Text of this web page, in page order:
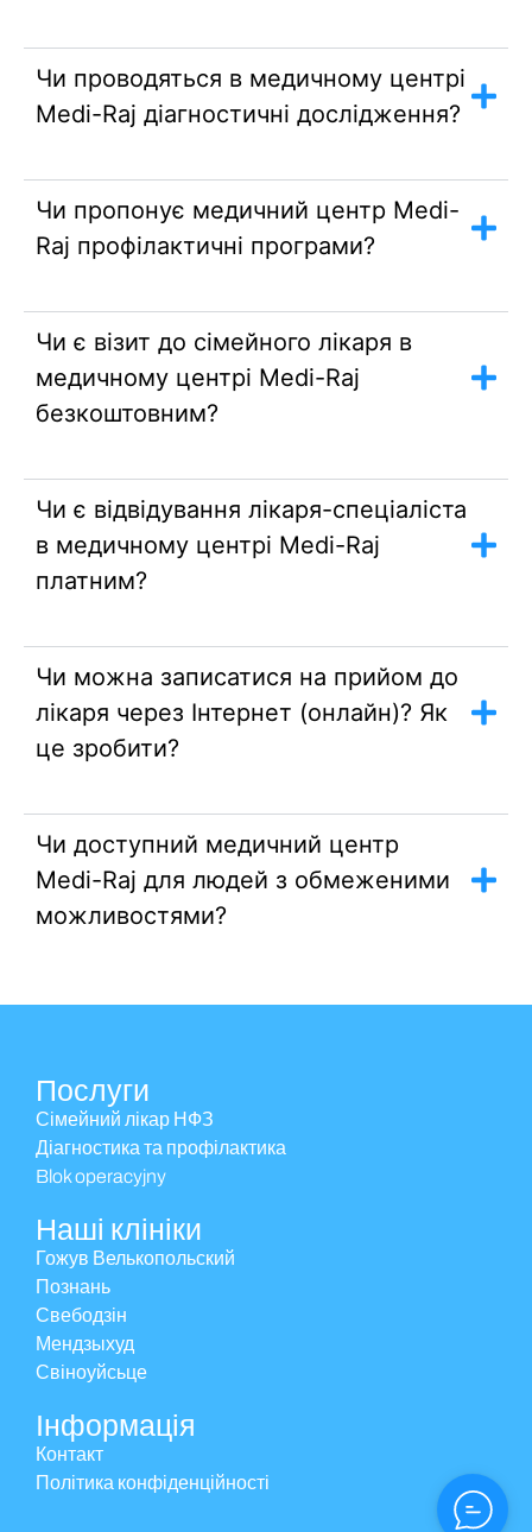
Чи проводяться в медичному центрі
Medi-Raj діагностичні дослідження?
Чи пропонує медичний центр Medi-
Raj профілактичні програми?
Чи є візит до сімейного лікаря в
медичному центрі Medi-Raj
безкоштовним?
Чи є відвідування лікаря-спеціаліста
в медичному центрі Medi-Raj
платним?
Чи можна записатися на прийом до
лікаря через Інтернет (онлайн)? Як
це зробити?
Чи доступний медичний центр
Medi-Raj для людей з обмеженими
можливостями?
Послуги
Сімейний лікар НФЗ
Діагностика та профілактика
Blok operacyjny
Наші клініки
Гожув Велькопольский
Познань
Свебодзін
Мендзыхуд
Свіноуйсьце
Інформація
Контакт
Політика конфіденційності